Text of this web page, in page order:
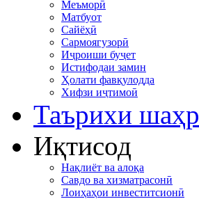
Меъморӣ
Матбуот
Сайёҳӣ
Сармоягузорӣ
Иҷроиши буҷет
Истифодаи замин
Ҳолати фавқулодда
Хифзи иҷтимоӣ
Таърихи шаҳр
Иқтисод
Нақлиёт ва алоқа
Савдо ва хизматрасонӣ
Лоиҳаҳои инвеститсионӣ